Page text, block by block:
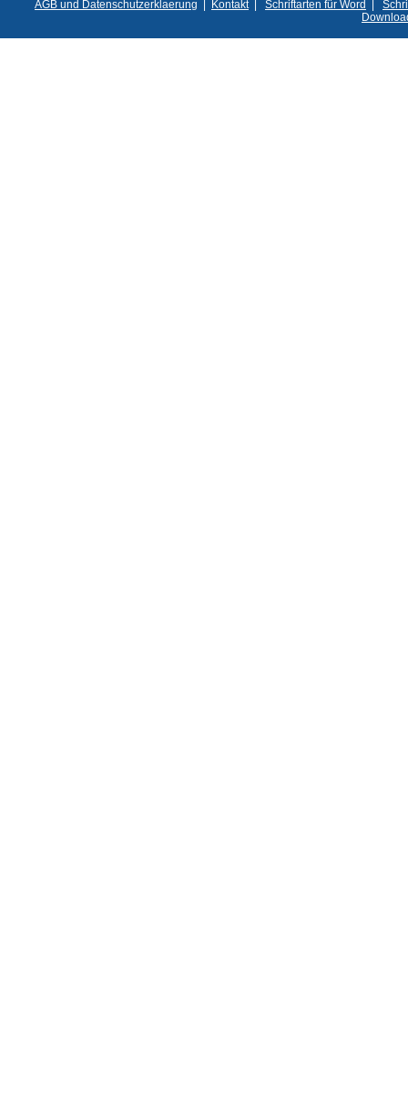
AGB und Datenschutzerklaerung Kontakt| Schriftarten für Word